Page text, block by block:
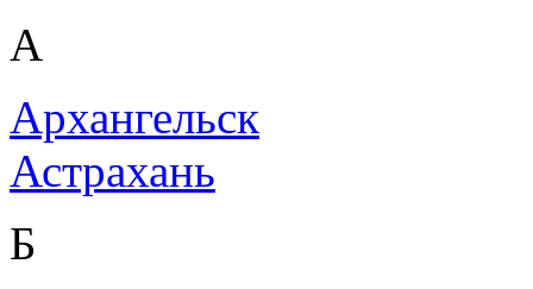
А
Архангельск
Астрахань
Б